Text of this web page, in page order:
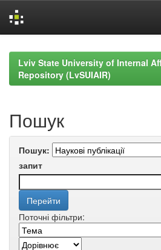
navigationLviv State University of Internal
Repository (LvSUIAIR)
Пошук
Пошук:
запит
Поточні фільтри: